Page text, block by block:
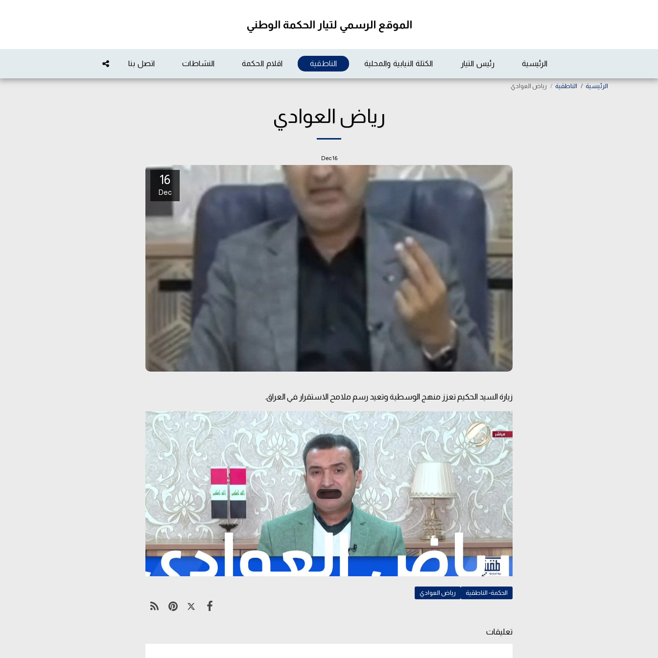
الموقع الرسمي لتيار الحكمة الوطني
الرئيسية رئيس التيار الكتلة النيابية والمحلية الناطقية اقلام الحكمة النشاطات اتصل بنا
الرئيسية الناطقية رياض العوادي
رياض العوادي
16
Dec
16
Dec
زيارة السيد الحكيم تعزز منهج الوسطية وتعيد رسم ملامح الاستقرار في العراق.
الحكمة- الناطقية رياض العوادي
تعليقات